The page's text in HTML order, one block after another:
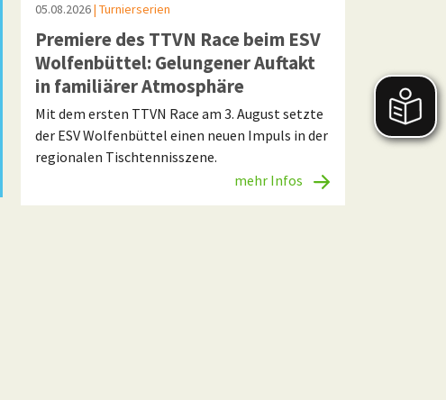
05.08.2026| Turnierserien
Premiere des TTVN Race beim ESV
Wolfenbüttel: Gelungener Auftakt
in familiärer Atmosphäre
Mit dem ersten TTVN Race am 3. August setzte
der ESV Wolfenbüttel einen neuen Impuls in der
regionalen Tischtennisszene.
mehr Infos